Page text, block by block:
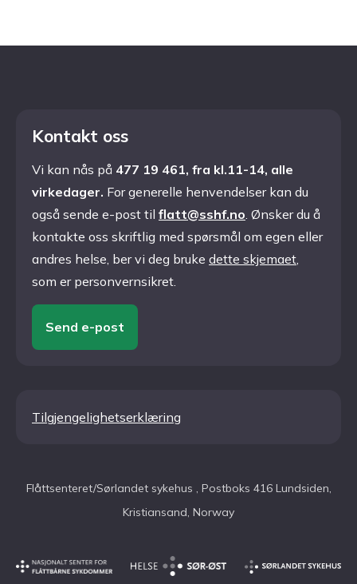
Kontakt oss
Vi kan nås på 477 19 461, fra kl.11-14, alle
virkedager. For generelle henvendelser kan du
også sende e-post til flatt@sshf.no. Ønsker du å
kontakte oss skriftlig med spørsmål om egen eller
andres helse, ber vi deg bruke dette skjemaet,
som er personvernsikret.
Send e-post
Tilgjengelighetserklæring
Flåttsenteret/Sørlandet sykehus , Postboks 416 Lundsiden,
Kristiansand, Norway